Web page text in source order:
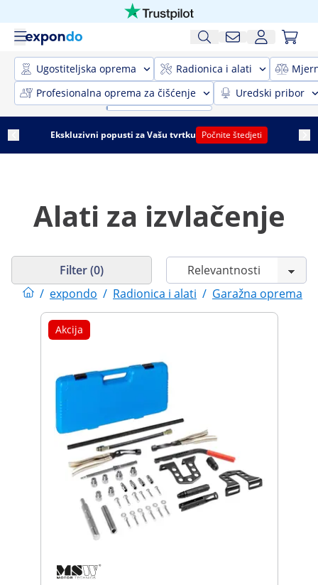
Ugostiteljska oprema Radionica i alati
Profesionalna oprema za čišćenje
Uredski pribor
Ekskluzivni popusti za Vašu tvrtku Počnite štedjeti
Alati za izvlačenje
/ expondo / Radionica i alati / Garažna oprema
Filter (0)
Akcija